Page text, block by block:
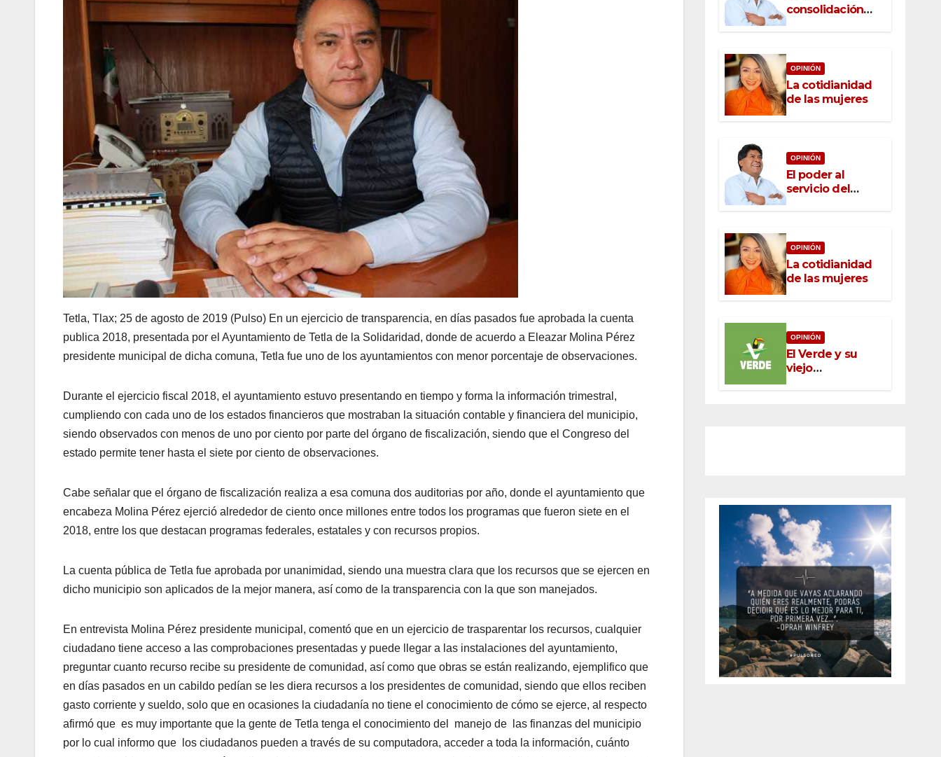
Tetla, Tlax; 25 de agosto de 2019 (Pulso) En un ejercicio de transparencia, en días pasados fue aprobada la cuenta
publica 2018, presentada por el Ayuntamiento de Tetla de la Solidaridad, donde de acuerdo a Eleazar Molina Pérez
presidente municipal de dicha comuna, Tetla fue uno de los ayuntamientos con menor porcentaje de observaciones.
Durante el ejercicio fiscal 2018, el ayuntamiento estuvo presentando en tiempo y forma la información trimestral,
cumpliendo con cada uno de los estados financieros que mostraban la situación contable y financiera del municipio,
siendo observados con menos de uno por ciento por parte del órgano de fiscalización, siendo que el Congreso del
estado permite tener hasta el siete por ciento de observaciones.
Cabe señalar que el órgano de fiscalización realiza a esa comuna dos auditorias por año, donde el ayuntamiento que
encabeza Molina Pérez ejerció alrededor de ciento once millones entre todos los programas que fueron siete en el
2018, entre los que destacan programas federales, estatales y con recursos propios.
La cuenta pública de Tetla fue aprobada por unanimidad, siendo una muestra clara que los recursos que se ejercen en
dicho municipio son aplicados de la mejor manera, así como de la transparencia con la que son manejados.
En entrevista Molina Pérez presidente municipal, comentó que en un ejercicio de trasparentar los recursos, cualquier
ciudadano tiene acceso a las comprobaciones presentadas y puede llegar a las instalaciones del ayuntamiento,
preguntar cuanto recurso recibe su presidente de comunidad, así como que obras se están realizando, ejemplifico que
en días pasados en un cabildo pedían se les diera recursos a los presidentes de comunidad, siendo que ellos reciben
gasto corriente y sueldo, solo que en ocasiones la ciudadanía no tiene el conocimiento de cómo se ejerce, al respecto
afirmó que es muy importante que la gente de Tetla tenga el conocimiento del manejo de las finanzas del municipio
por lo cual informo que los ciudadanos pueden a través de su computadora, acceder a toda la información, cuánto
consolidación
con raíz, rumbo
OPINIÓN
La cotidianidad
de las mujeres
OPINIÓN
El poder al
servicio del
pueblo: la nueva
México
OPINIÓN
La cotidianidad
de las mujeres
OPINIÓN
El Verde y su
viejo
oportunismo